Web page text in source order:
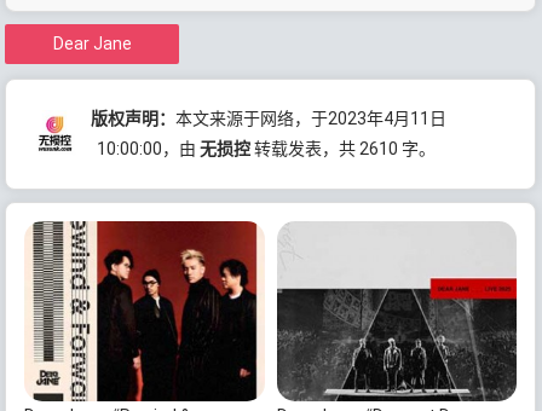
Dear Jane
版权声明：本文来源于网络，于2023年4月11日
10:00:00，由无损控转载发表，共 2610 字。